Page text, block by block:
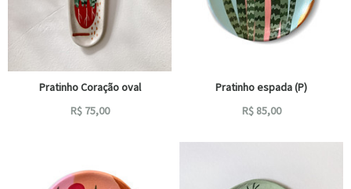
Pratinho Coração oval
R$ 75,00
Pratinho espada (P)
R$ 85,00